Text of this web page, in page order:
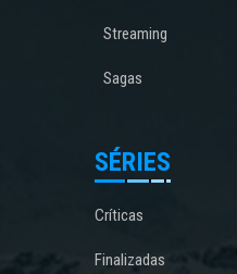
Streaming
Sagas
SÉRIES
Críticas
Finalizadas